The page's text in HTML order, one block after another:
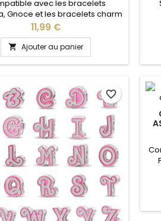
avec les bracelets
Gnoce et les bracelets charm
site idéal pour : Noël, Saint
anniversaire, cadeau, enfant,
fête
Prix
11,99 €
 Ajouter au panier
favorite_border